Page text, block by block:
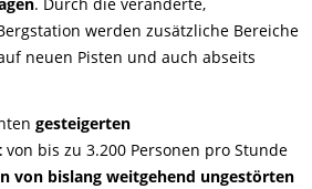
werden zusätzliche Bereiche
neuen Pisten und auch abseits
gesteigerten
von bis zu 3.200 Personen pro Stunde
von bislang weitgehend ungestörten